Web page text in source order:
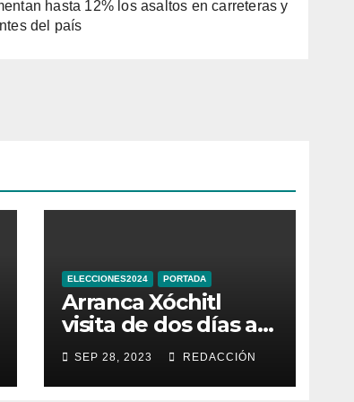
hasta 12% los asaltos en carreteras y
del país
ELECCIONES2024 PORTADA
Arranca Xóchitl
visita de dos días a
la que llama
“entidad 33” de
México
SEP 28, 2023 REDACCIÓN